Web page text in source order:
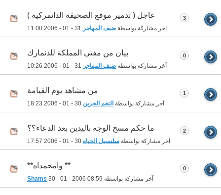
عاجل ( تدمير موقع الصحيفة الدانمركية )
آخر مشاركة بواسطة ضيف المهاجر 11:00
3
بيان من مفتي المملكة للدنمارك
آخر مشاركة بواسطة ضيف المهاجر 10:26
0
من مشاهد يوم القيامة
آخر مشاركة بواسطة النغم الحزين 18:23
1
ما حكم مسح الوجه باليدين بعد الدعاء؟؟
آخر مشاركة بواسطة سلسبيل الحياه 17:57
2
** وامحمداه**
آخر مشاركة بواسطة Shams 30 - 01 - 2006 08:59
0